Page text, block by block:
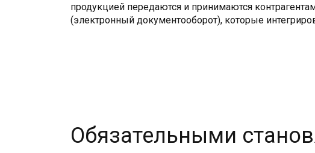
продукцией передаются и принимаются
(электронный документооборот), которые
Обязательными